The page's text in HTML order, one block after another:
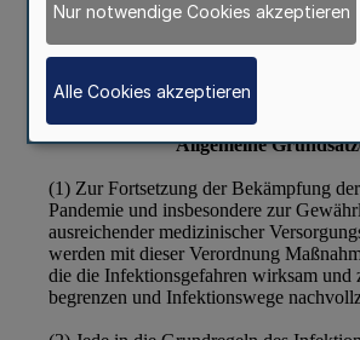
Nur notwendige Cookies akzeptieren
Alle Cookies akzeptieren